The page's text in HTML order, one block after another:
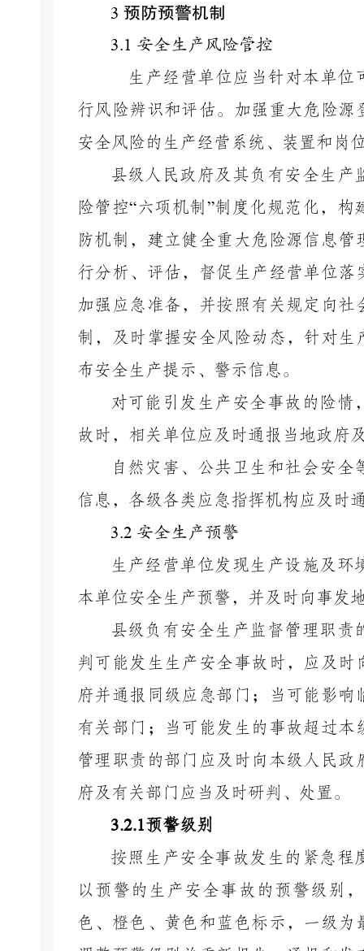
3 预防预警机制
3.1 安全生产风险管控
生产经营单位应当针对本单
行风险辨识和评估。加强重大危险源
安全风险的生产经营系统、装置和岗
县级人民政府及其负有安全生
险管控“六项机制”制度化规范化， 构
防机制，
建立健全重大危险源信息
行分析、评估，督促生产经营单位
加强应急准备，并按照有关规定向
制，及时掌握安全风险动态，针对
布安全生产提示、警示信息。
对可能引发生产安全事故的险
故时，相关单位应及时通报当地政府
自然灾害、公共卫生和社会安
信息，各级各类应急指挥机构应及时
3.2 安全生产预警
生产经营单位发现生产设施及
本单位安全生产预警，并及时向事发
县级负有安全生产监督管理职
判可能发生生产安全事故时，应及
府并通报同级应急部门；当可能影
有关 部门；当可能发生的事故超过本
管理职责的部门应及时向 本级人民政
府及有关部门应当及时研判、处置。
3.2.1预警级别
按照生产安全事故发生的紧急
以预警的生产安全事故的预警级别
色、橙色、黄色和蓝色标 示 ，一级为